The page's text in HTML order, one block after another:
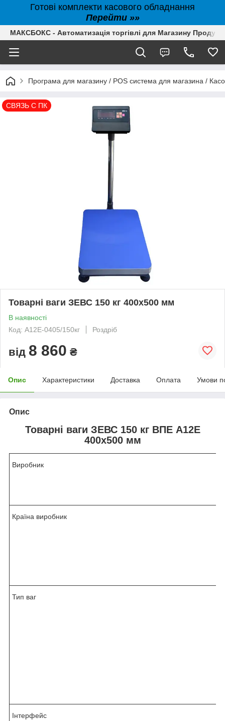
Готові комплекти касового обладнання
Перейти »»
МАКСБОКС - Автоматизація торгівлі для Магазину
Програма для магазину / POS система для магазина /
СВЯЗЬ С ПК
Товарні ваги ЗЕВС 150 кг 400х500 мм
В наявності
Код: А12Е-0405/150кг
Роздріб
від 8 860 ₴
Опис Характеристики Доставка Оплата Умови
Опис
Товарні ваги ЗЕВС 150 кг ВПЕ А12Е
400х500 мм
Виробник
Країна виробник
Тип ваг
Інтерфейс